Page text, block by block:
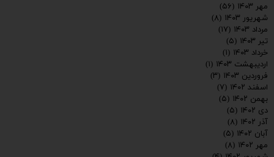
ارسال
مهر ۱۴۰۳
(۵۶)
شهریور ۱۴۰۳
(۸)
مرداد ۱۴۰۳
(۱۷)
تیر ۱۴۰۳
(۵)
خرداد ۱۴۰۳
(۱)
اردیبهشت ۱۴۰۳
(۱)
فروردین ۱۴۰۳
(۳)
اسفند ۱۴۰۲
(۷)
بهمن ۱۴۰۲
(۵)
دی ۱۴۰۲
(۵)
آذر ۱۴۰۲
(۸)
آبان ۱۴۰۲
(۵)
مهر ۱۴۰۲
(۸)